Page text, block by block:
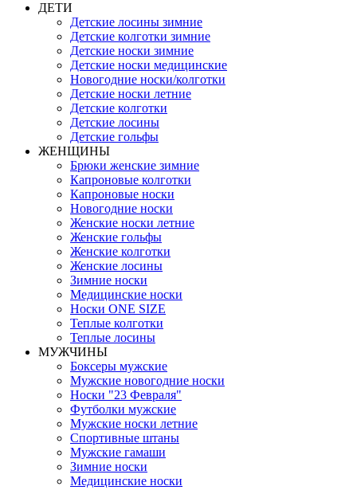
ДЕТИ
Детские лосины зимние
Детские колготки зимние
Детские носки зимние
Детские носки медицинские
Новогодние носки/колготки
Детские носки летние
Детские колготки
Детские лосины
Детские гольфы
ЖЕНЩИНЫ
Брюки женские зимние
Капроновые колготки
Капроновые носки
Новогодние носки
Женские носки летние
Женские гольфы
Женские колготки
Женские лосины
Зимние носки
Медицинские носки
Носки ONE SIZE
Теплые колготки
Теплые лосины
МУЖЧИНЫ
Боксеры мужские
Мужские новогодние носки
Носки "23 Февраля"
Футболки мужские
Мужские носки летние
Спортивные штаны
Мужские гамаши
Зимние носки
Медицинские носки